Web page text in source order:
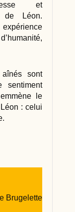
et
de Léon.
sont
le
: celui
Brugelette